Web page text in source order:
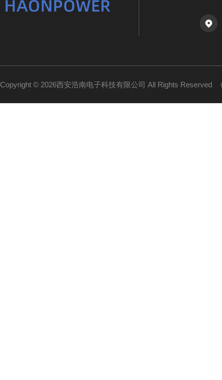
Copyright © 2026西安浩南电子科技有限公司 All Rights Reserved